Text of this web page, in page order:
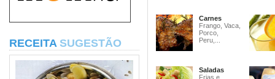
RECEITA SUGESTÃO
Carnes
Frango, Vaca,
Porco,
Peru,...
Saladas
Frias e